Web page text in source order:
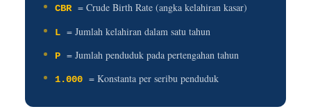
CBR= Crude Birth Rate (angka kelahiran kasar)
L = Jumlah kelahiran dalam satu tahun
P = Jumlah penduduk pada pertengahan tahun
1.000 = Konstanta per seribu penduduk